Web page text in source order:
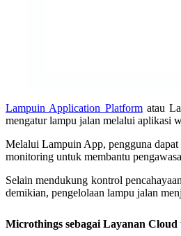
Lampuin Application Platformatau
mengatur lampu jalan melalui aplikasi
Melalui Lampuin App, pengguna
monitoring untuk membantu
Selain mendukung kontrol
demikian, pengelolaan lampu jalan
Microthings sebagai Layanan